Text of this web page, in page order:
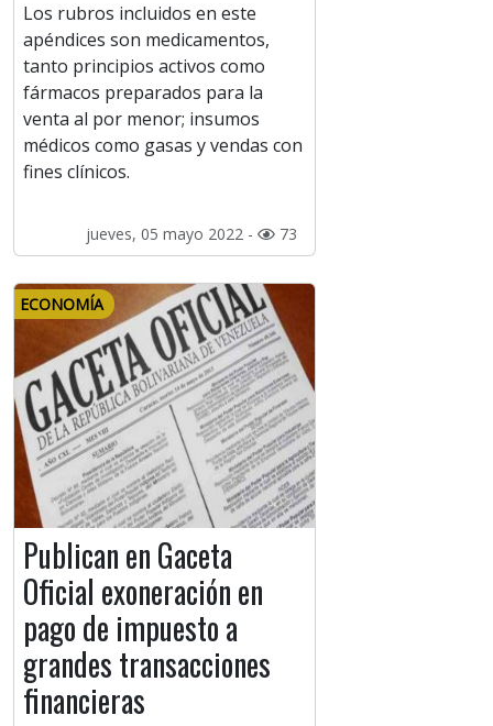
Los rubros incluidos en este
apéndices son medicamentos,
tanto principios activos como
fármacos preparados para la
venta al por menor; insumos
médicos como gasas y vendas con
fines clínicos.
jueves, 05 mayo 2022 - 73
ECONOMÍA
Publican en Gaceta
Oficial exoneración en
pago de impuesto a
grandes transacciones
financieras